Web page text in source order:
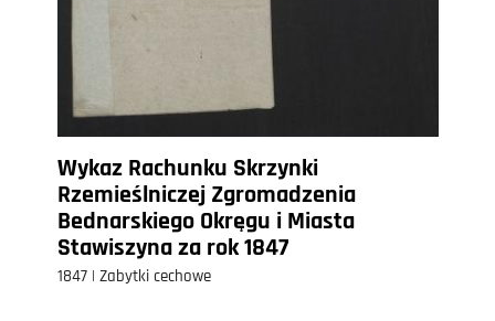
Wykaz Rachunku Skrzynki
Rzemieślniczej Zgromadzenia
Bednarskiego Okręgu i Miasta
Stawiszyna za rok 1847
1847 | Zabytki cechowe